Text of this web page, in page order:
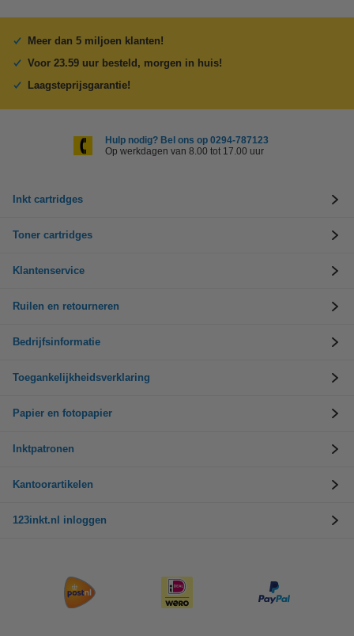
Meer dan 5 miljoen klanten!
Voor 23.59 uur besteld, morgen in huis!
Laagsteprijsgarantie!
Hulp nodig? Bel ons op 0294-787123
Op werkdagen van 8.00 tot 17.00 uur
Inkt cartridges
Toner cartridges
Klantenservice
Ruilen en retourneren
Bedrijfsinformatie
Toegankelijkheidsverklaring
Papier en fotopapier
Inktpatronen
Kantoorartikelen
123inkt.nl inloggen